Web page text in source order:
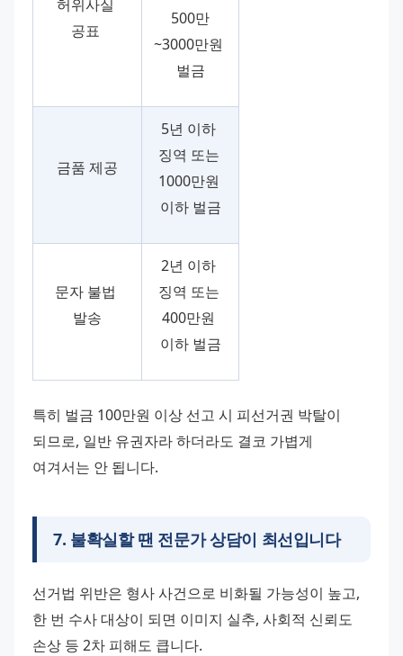
허위사실
공표
500만
~3000만원
벌금
금품 제공
5년 이하
징역 또는
1000만원
이하 벌금
문자 불법
발송
2년 이하
징역 또는
400만원
이하 벌금
특히 벌금 100만원 이상 선고 시 피선거권 박탈이
되므로, 일반 유권자라 하더라도 결코 가볍게
여겨서는 안 됩니다.
7. 불확실할 땐 전문가 상담이 최선입니다
선거법 위반은 형사 사건으로 비화될 가능성이 높고,
한 번 수사 대상이 되면 이미지 실추, 사회적 신뢰도
손상 등 2차 피해도 큽니다.